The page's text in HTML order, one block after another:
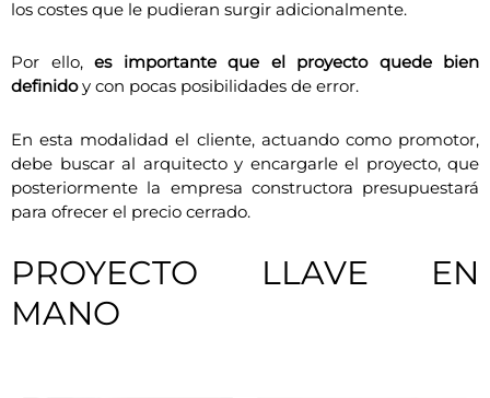
los costes que le pudieran surgir adicionalmente.
Por ello, es importante que el proyecto quede bien
definidoy con pocas posibilidades de error.
En esta modalidad el cliente, actuando como promotor,
debe buscar al arquitecto y encargarle el proyecto, que
posteriormente la empresa constructora presupuestará
para ofrecer el precio cerrado.
PROYECTO LLAVE EN
MANO